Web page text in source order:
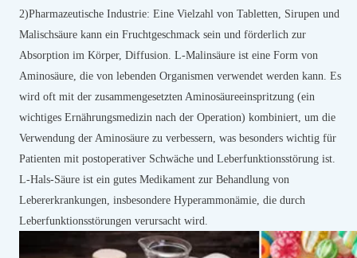
2)Pharmazeutische Industrie: Eine Vielzahl von Tabletten, Sirupen und
Malischsäure kann ein Fruchtgeschmack sein und förderlich zur
Absorption im Körper, Diffusion. L-Malinsäure ist eine Form von
Aminosäure, die von lebenden Organismen verwendet werden kann. Es
wird oft mit der zusammengesetzten Aminosäureeinspritzung (ein
wichtiges Ernährungsmedizin nach der Operation) kombiniert, um die
Verwendung der Aminosäure zu verbessern, was besonders wichtig für
Patienten mit postoperativer Schwäche und Leberfunktionsstörung ist.
L-Hals-Säure ist ein gutes Medikament zur Behandlung von
Lebererkrankungen, insbesondere Hyperammonämie, die durch
Leberfunktionsstörungen verursacht wird.